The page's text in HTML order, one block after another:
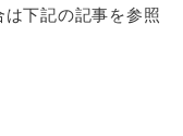
下記の記事を参照